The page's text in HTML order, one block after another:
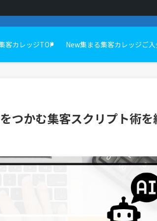
客カレッジTOP New集まる集客カレッジご
つかむ集客スクリプト術を